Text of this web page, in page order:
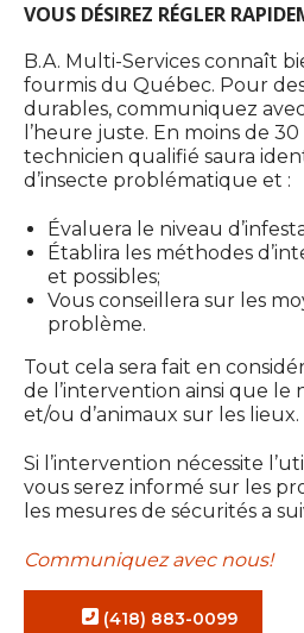
VOUS DÉSIREZ RÉGLER
B.A. Multi-Services connaît
fourmis du Québec. Pour
durables, communiquez
l’heure juste. En moins de
technicien qualifié saura
d’insecte problématique et :
Évaluera le niveau
Établira les méthodes
et possibles;
Vous conseillera sur les
problème.
Tout cela sera fait en
de l’intervention ainsi que le
et/ou d’animaux sur les lieux.
Si l’intervention nécessite
vous serez informé sur les
les mesures de sécurités a
Communiquez avec nous!
(418) 883-0099